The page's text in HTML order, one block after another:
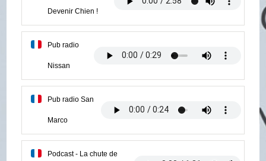
Devenir Chien !
Pub radio
Nissan
Pub radio San
Marco
Podcast - La chute de